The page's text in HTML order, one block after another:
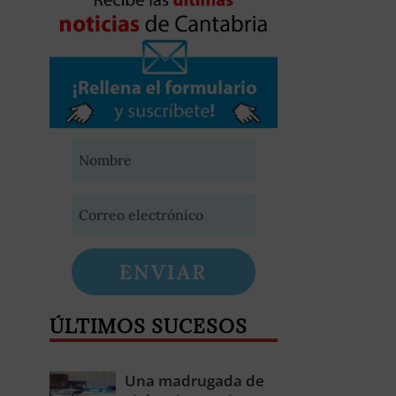
ENVIAR
ÚLTIMOS SUCESOS
Una madrugada de